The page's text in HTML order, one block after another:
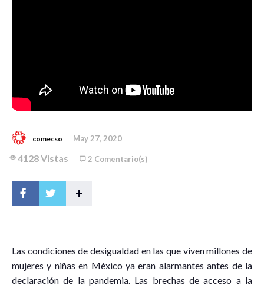
comecso May 27, 2020
4128 Vistas 2 Comentario(s)
+
L as condiciones de desigualdad en las que viven millones de
mujeres y niñas en México ya eran alarmantes antes de la
declaración de la pandemia. Las brechas de acceso a la